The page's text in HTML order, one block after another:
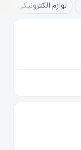
لوازم الکترونیکی